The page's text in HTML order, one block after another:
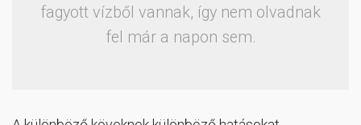
fagyott vízből vannak, így nem olvadnak
fel már a napon sem.